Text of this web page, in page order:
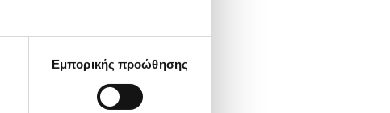
Εμπορικής προώθησης